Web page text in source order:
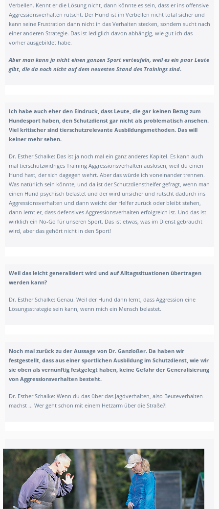
Verbellen. Kennt er die Lösung nicht, dann könnte es sein, dass er ins offensive
Aggressionsverhalten rutscht. Der Hund ist im Verbellen nicht total sicher und
kann seine Frustration dann nicht in das Verhalten stecken, sondern sucht nach
einer anderen Strategie. Das ist lediglich davon abhängig, wie gut ich das
vorher ausgebildet habe.
Aber man kann ja nicht einen ganzen Sport verteufeln, weil es ein paar Leute
gibt, die da noch nicht auf dem neuesten Stand des Trainings sind.
Ich habe auch eher den Eindruck, dass Leute, die gar keinen Bezug zum
Hundesport haben, den Schutzdienst gar nicht als problematisch ansehen.
Viel kritischer sind tierschutzrelevante Ausbildungsmethoden. Das will
keiner mehr sehen.
Dr. Esther Schalke: Das ist ja noch mal ein ganz anderes Kapitel. Es kann auch
mal tierschutzwidriges Training Aggressionsverhalten auslösen, weil du einen
Hund hast, der sich dagegen wehrt. Aber das würde ich voneinander trennen.
Was natürlich sein könnte, und da ist der Schutzdiensthelfer gefragt, wenn man
einen Hund psychisch belastet und der wird unsicher und rutscht dadurch ins
Aggressionsverhalten und dann weicht der Helfer zurück oder bleibt stehen,
dann lernt er, dass defensives Aggressionsverhalten erfolgreich ist. Und das ist
wirklich ein No-Go für unseren Sport. Das ist etwas, was im Dienst gebraucht
wird, aber das gehört nicht in den Sport!
Weil das leicht generalisiert wird und auf Alltagssituationen übertragen
werden kann?
Dr. Esther Schalke: Genau. Weil der Hund dann lernt, dass Aggression eine
Lösungsstrategie sein kann, wenn mich ein Mensch belastet.
Noch mal zurück zu der Aussage von Dr. Ganzloßer. Da haben wir
festgestellt, dass aus einer sportlichen Ausbildung im Schutzdienst, wie wir
sie oben als vernünftig festgelegt haben, keine Gefahr der Generalisierung
von Aggressionsverhalten besteht.
Dr. Esther Schalke: Wenn du das über das Jagdverhalten, also Beuteverhalten
machst ... Wer geht schon mit einem Hetzarm über die Straße?!